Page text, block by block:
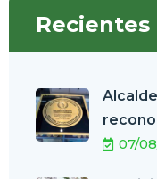
Recientes
07/